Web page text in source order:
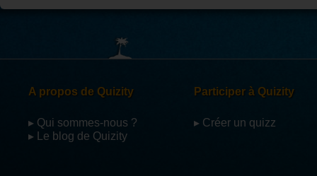
A propos de Quizity
▸ Qui sommes-nous ?
▸ Le blog de Quizity
Participer à Quizity
▸ Créer un quizz